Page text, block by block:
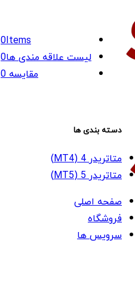
0Items
لیست علاقه مندی ها0
مقایسه0
دسته بندی ها
متاتریدر 4 (MT4)
متاتریدر 5 (MT5)
صفحه اصلی
فروشگاه
سرویس ها